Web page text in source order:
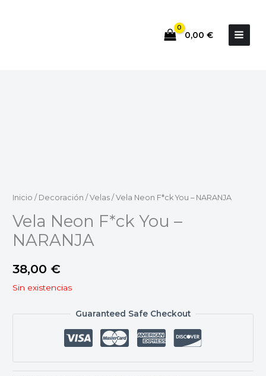
0,00 €
Inicio / Decoración / Velas / Vela Neon F*ck You – NARANJA
Vela Neon F*ck You –
NARANJA
38,00 €
Sin existencias
Guaranteed Safe Checkout